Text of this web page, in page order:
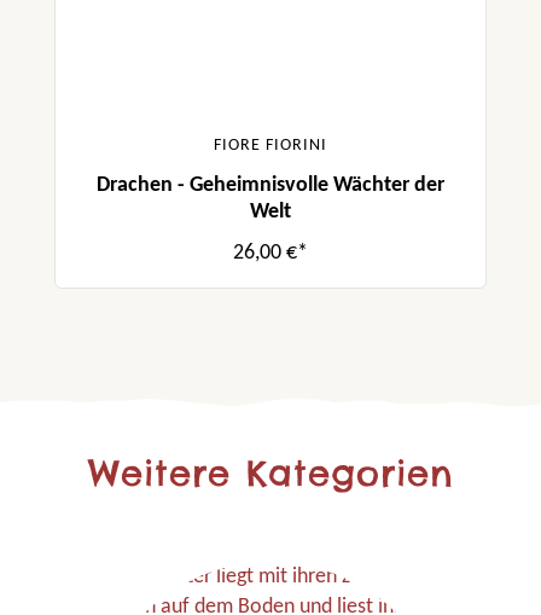
FIORE FIORINI
Drachen - Geheimnisvolle Wächter der
Welt
26,00 €*
Weitere Kategorien